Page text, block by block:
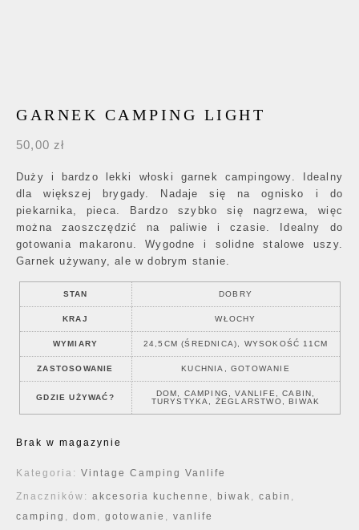
GARNEK CAMPING LIGHT
50,00 zł
Duży i bardzo lekki włoski garnek campingowy. Idealny
dla większej brygady. Nadaje się na ognisko i do
piekarnika, pieca. Bardzo szybko się nagrzewa, więc
można zaoszczędzić na paliwie i czasie. Idealny do
gotowania makaronu. Wygodne i solidne stalowe uszy.
Garnek używany, ale w dobrym stanie.
STAN DOBRY
KRAJ WŁOCHY
WYMIARY 24,5CM (ŚREDNICA), WYSOKOŚĆ 11CM
ZASTOSOWANIE KUCHNIA, GOTOWANIE
GDZIE UŻYWAĆ?
DOM, CAMPING, VANLIFE, CABIN,
TURYSTYKA, ŻEGLARSTWO, BIWAK
Brak w magazynie
Kategoria: Vintage Camping Vanlife
Znaczników: akcesoria kuchenne , biwak , cabin ,
camping , dom , gotowanie , vanlife